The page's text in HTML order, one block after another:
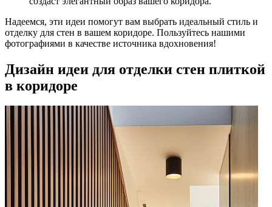
Надеемся, эти идеи помогут вам выбрать идеальный стиль и
отделку для стен в вашем коридоре. Пользуйтесь нашими
фотографиями в качестве источника вдохновения!
Дизайн идеи для отделки стен плиткой
в коридоре